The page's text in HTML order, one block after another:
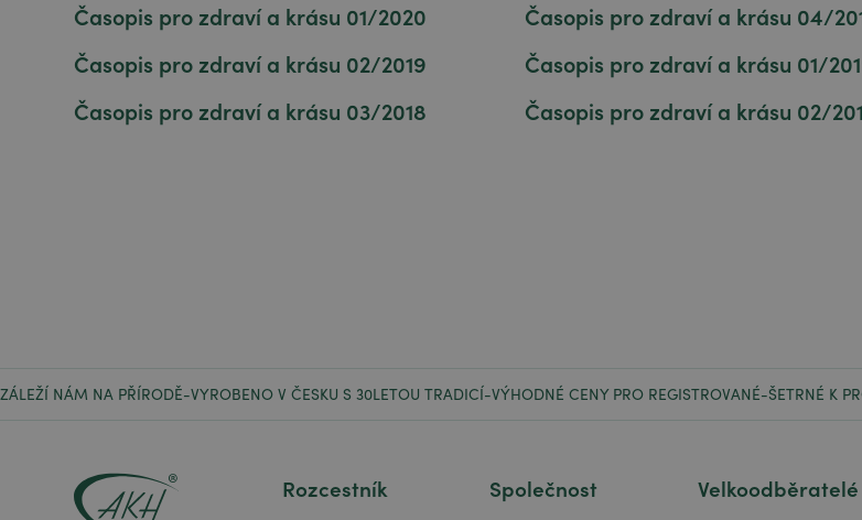
Časopis pro zdraví a krásu 01/2020
Časopis pro zdraví a krásu 04/
Časopis pro zdraví a krásu 02/2019
Časopis pro zdraví a krásu 01/
Časopis pro zdraví a krásu 03/2018
Časopis pro zdraví a krásu 02/
ZÁLEŽÍ NÁM NA PŘÍRODĚ-VYROBENO V ČESKU S 30LETOU TRADICÍ-VÝHODNÉ CENY PRO REGISTROVANÉ-ŠETRNÉ K
Rozcestník Společnost Velkoodběratelé